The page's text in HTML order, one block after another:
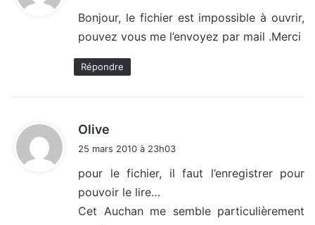
:
Bonjour, le fichier est impossible à ouvrir,
pouvez vous me l’envoyez par mail .Merci
Répondre
Olive
:
25 mars 2010 à 23h03
pour le fichier, il faut l’enregistrer pour
pouvoir le lire…
Cet Auchan me semble particulièrement